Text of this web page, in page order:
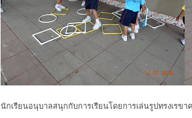
นักเรียนอนุบาลสนุกกับการเรียนโดยการเล่นรูปทรงเร